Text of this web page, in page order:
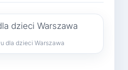
dla dzieci Warszawa